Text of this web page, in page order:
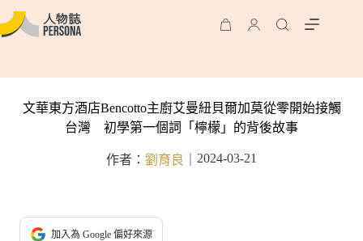
文華東方酒店Bencotto主廚艾曼紐貝爾加莫從零開始接觸
台灣 初學第一個詞「檸檬」的背後故事
作者： 劉育良 2024-03-21
加入為 Google 偏好來源